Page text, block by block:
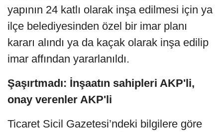
yapının 24 katlı olarak inşa edilmesi için ya
ilçe belediyesinden özel bir imar planı
kararı alındı ya da kaçak olarak inşa edilip
imar affından yararlanıldı.
Şaşırtmadı: İnşaatın sahipleri AKP'li,
onay verenler AKP'li
Ticaret Sicil Gazetesi’ndeki bilgilere göre